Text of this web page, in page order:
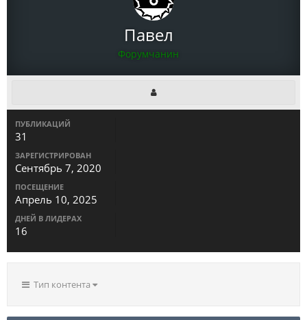
Павел
Форумчанин
ПУБЛИКАЦИЙ
31
ЗАРЕГИСТРИРОВАН
Сентябрь 7, 2020
ПОСЕЩЕНИЕ
Апрель 10, 2025
ДНЕЙ В ЛИДЕРАХ
16
Тип контента